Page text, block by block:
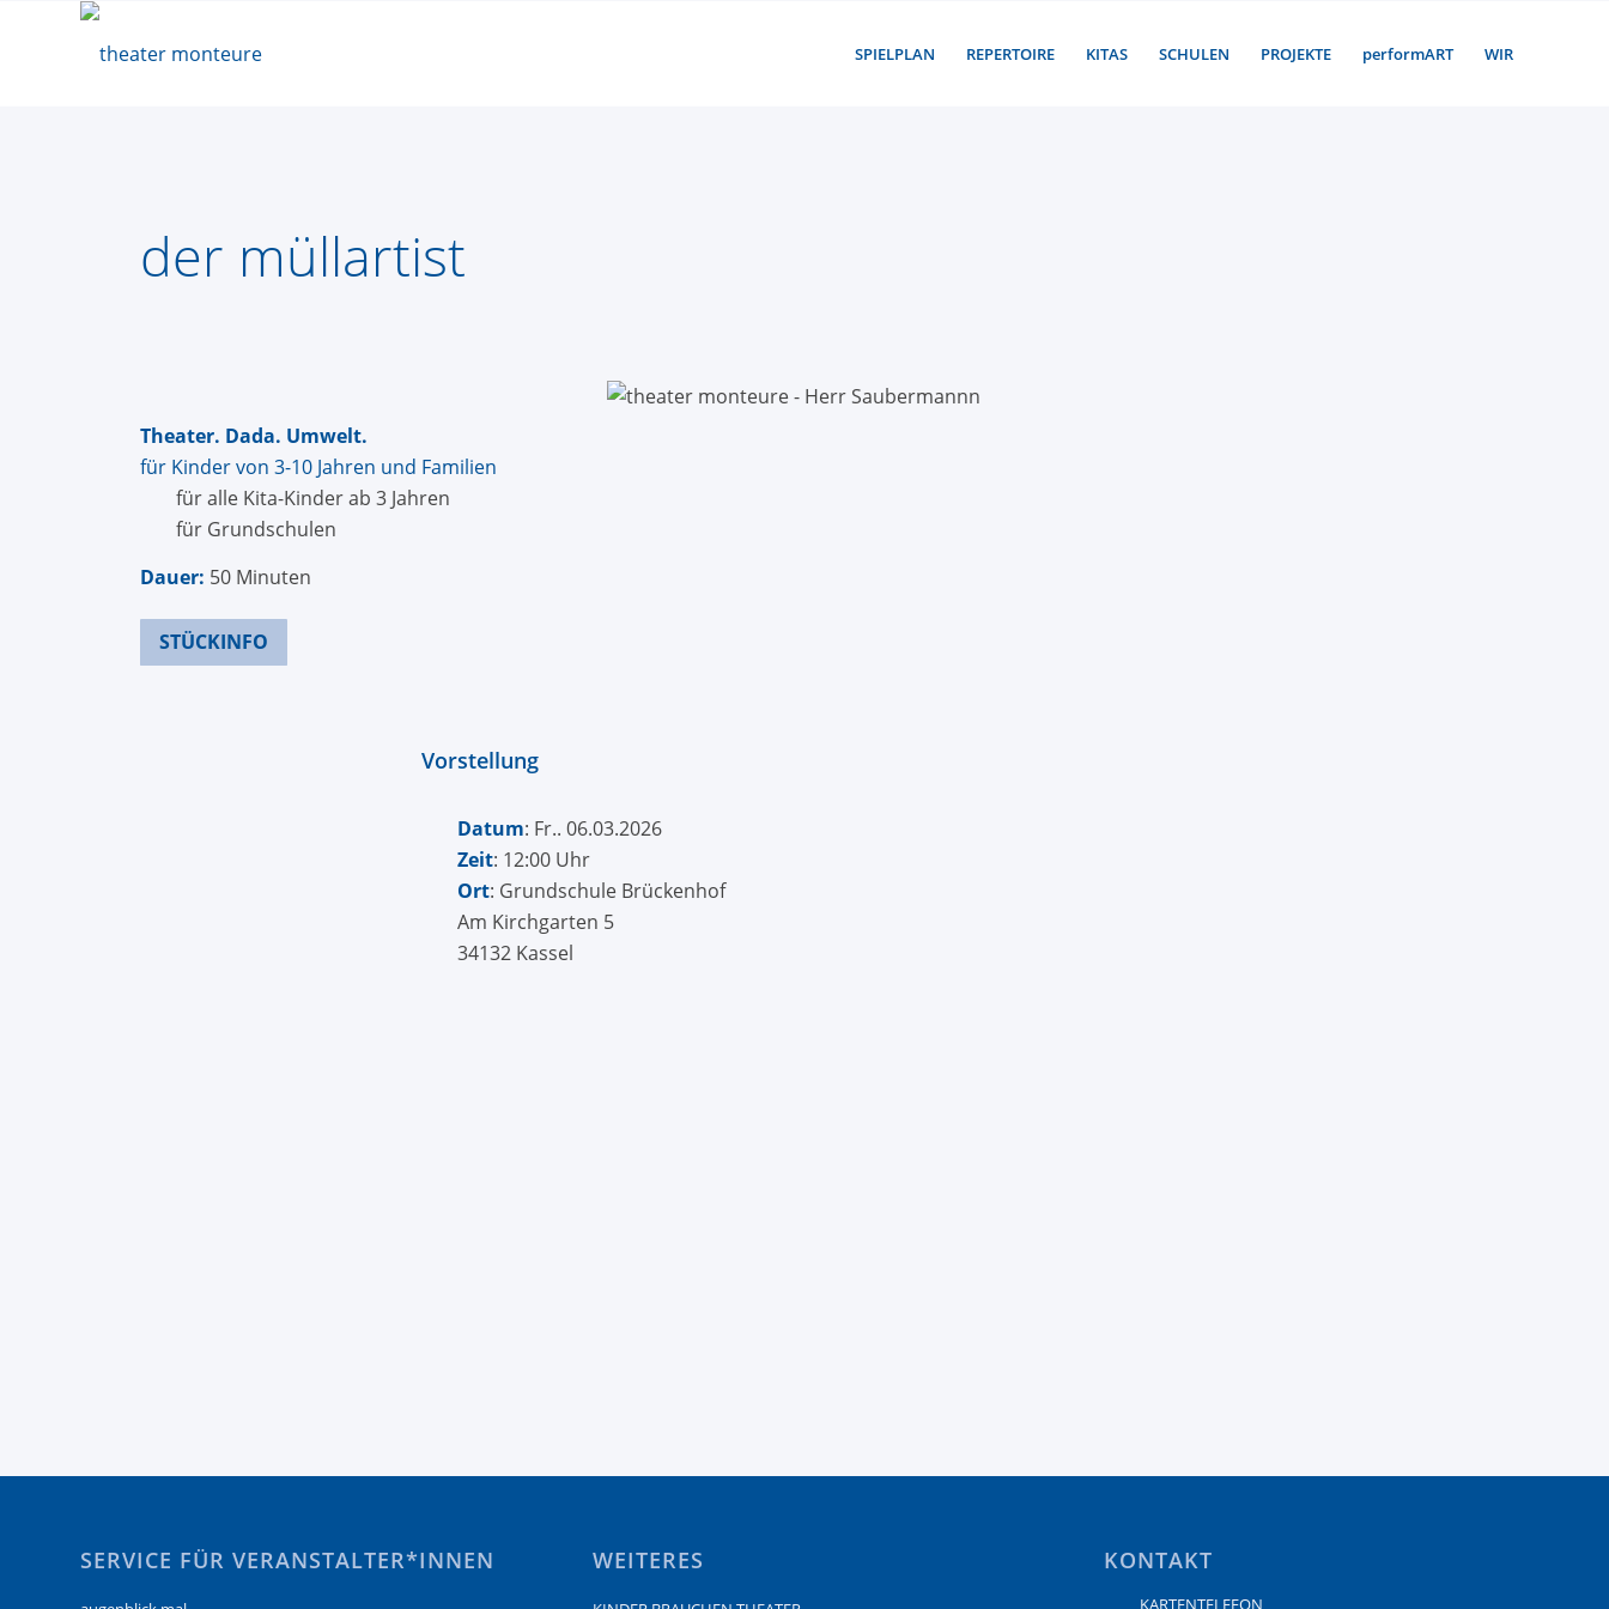
SPIELPLAN REPERTOIRE KITAS SCHULEN PROJEKTE performART WIR
der müllartist
Theater. Dada. Umwelt.
für Kinder von 3-10 Jahren und Familien
für alle Kita-Kinder ab 3 Jahren
für Grundschulen
Dauer: 50 Minuten
STÜCKINFO
Vorstellung
Datum: Fr.. 06.03.2026
Zeit: 12:00 Uhr
Ort: Grundschule Brückenhof
Am Kirchgarten 5
34132 Kassel
SERVICE FÜR VERANSTALTER*INNEN WEITERES KONTAKT
KARTENTELEFON